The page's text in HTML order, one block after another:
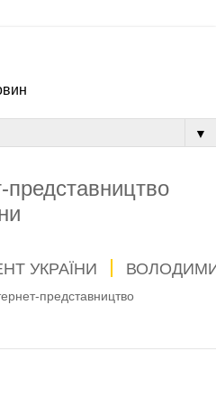
▼
представництво
УКРАЇНИ
представництво